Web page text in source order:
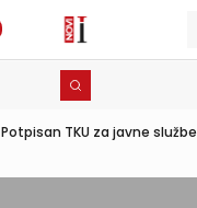
Potpisan TKU za javne službe